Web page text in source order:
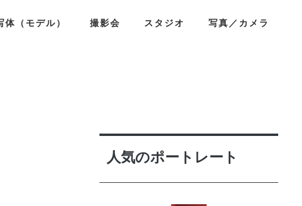
体（モデル） 撮影会 スタジオ 写真／カメラ
人気のポートレート